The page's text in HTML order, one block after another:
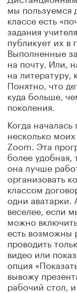
мы пользуемся
классе есть
задания
публикует их в
Выполненные
на почту. Или,
на литературу,
Понятно, что
куда больше,
поколения.
Когда
несколько
Zoom. Эта
более удобная,
она лучше
организовать
классом
одни
веселее, если
можно
есть
проводить
видео или
опция
вывожу
рабочий стол, и